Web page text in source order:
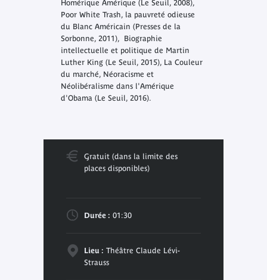
Homérique Amérique (Le Seuil, 2008),
Poor White Trash, la pauvreté odieuse
du Blanc Américain (Presses de la
Sorbonne, 2011), Biographie
intellectuelle et politique de Martin
Luther King(Le Seuil, 2015), La Couleur
du marché, Néoracisme et
Néolibéralisme dans l'Amérique
d'Obama(Le Seuil, 2016).
Gratuit (dans la limite des
places disponibles)
Durée : 01:30
Lieu : Théâtre Claude Lévi-
Strauss